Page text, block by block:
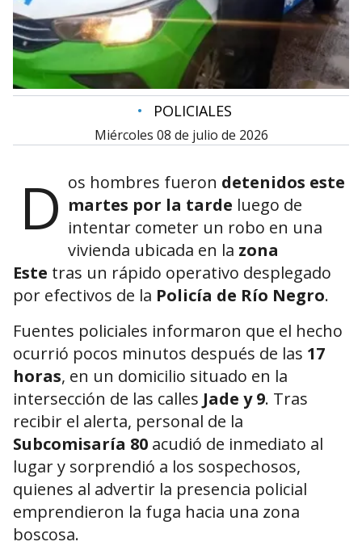
• POLICIALES
miércoles 08 de julio de 2026
D os hombres fueron detenidos este
martes por la tarde luego de
intentar cometer un robo en una
vivienda ubicada en la zona
Este tras un rápido operativo desplegado
por efectivos de la Policía de Río Negro.
Fuentes policiales informaron que el hecho
ocurrió pocos minutos después de las 17
horas, en un domicilio situado en la
intersección de las calles Jade y 9. Tras
recibir el alerta, personal de la
Subcomisaría 80 acudió de inmediato al
lugar y sorprendió a los sospechosos,
quienes al advertir la presencia policial
emprendieron la fuga hacia una zona
boscosa.